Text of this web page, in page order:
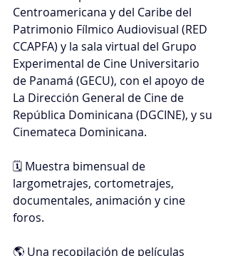
Centroamericana y del Caribe del
Patrimonio Fílmico Audiovisual (RED
CCAPFA) y la sala virtual del Grupo
Experimental de Cine Universitario
de Panamá (GECU), con el apoyo de
La Dirección General de Cine de
República Dominicana (DGCINE), y su
Cinemateca Dominicana.
🗓️ Muestra bimensual de
largometrajes, cortometrajes,
documentales, animación y cine
foros.
🌎 Una recopilación de películas